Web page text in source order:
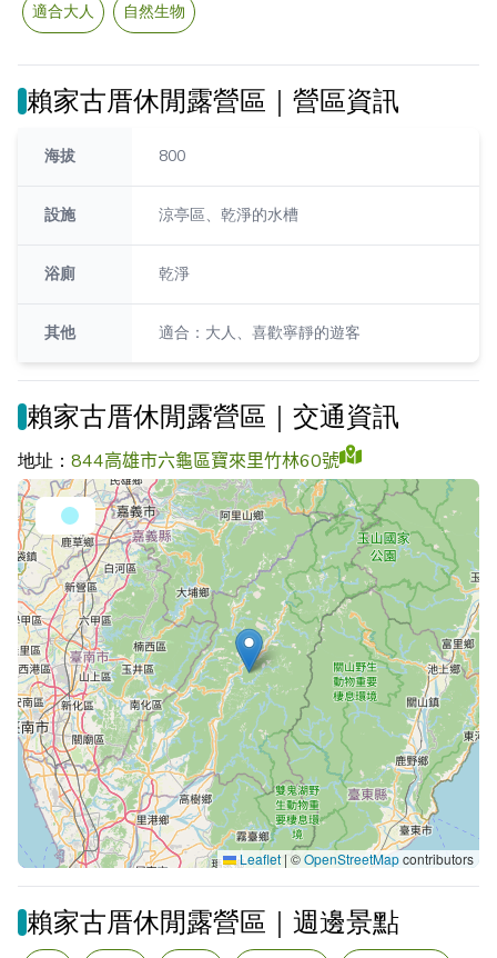
適合大人
自然生物
賴家古厝休閒露營區｜營區資訊
海拔 800
設施 涼亭區、乾淨的水槽
浴廁 乾淨
其他 適合：大人、喜歡寧靜的遊客
賴家古厝休閒露營區｜交通資訊
地址： 844高雄市六龜區寶來里竹林60號
Leaflet | ©OpenStreetMapcontributors
賴家古厝休閒露營區｜週邊景點